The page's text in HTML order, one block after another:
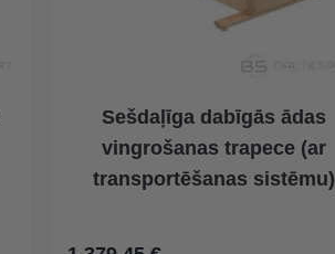
Sešdaļīga dabīgās ādas
vingrošanas trapece (ar
transportēšanas sistēmu)